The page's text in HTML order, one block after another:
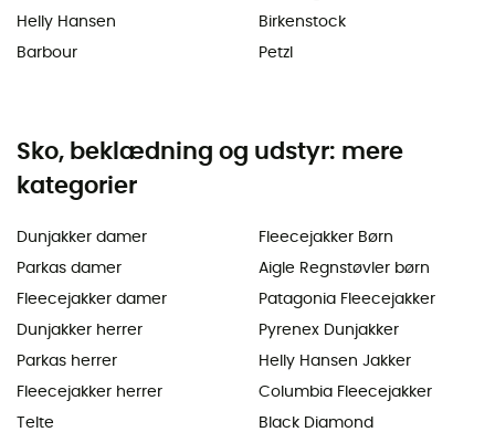
Helly Hansen
Barbour
Birkenstock
Petzl
Sko, beklædning og udstyr: mere
kategorier
Dunjakker damer
Parkas damer
Fleecejakker damer
Dunjakker herrer
Parkas herrer
Fleecejakker herrer
Telte
Fleecejakker Børn
Aigle Regnstøvler børn
Patagonia Fleecejakker
Pyrenex Dunjakker
Helly Hansen Jakker
Columbia Fleecejakker
Black Diamond